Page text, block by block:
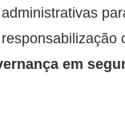
em